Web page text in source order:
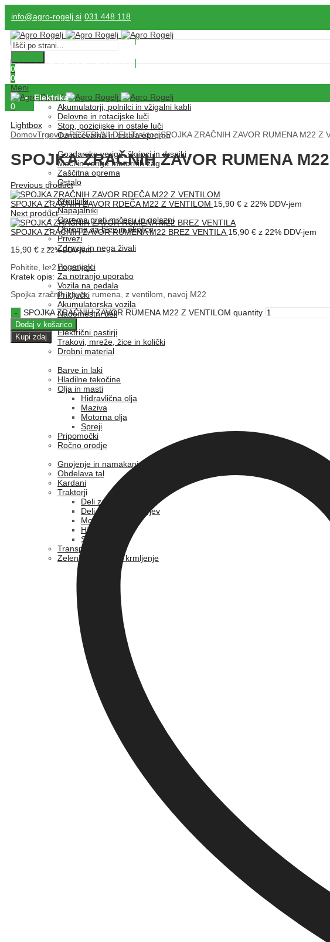
info@agro-rogelj.si 031 448 118
SPLOŠNI POGOJI POSLOVANJA
SPLOŠNI POGOJI POSLOVANJA
0
0
Meni
0
Elektrika
Akumulatorji, polnilci in vžigalni kabli
Delovne in rotacijske luči
Stop, pozicijske in ostale luči
Označevalna in ostala oprema
Gozdarske verige, škripci in drsniki
Meči in verige motornih žag
Zaščitna oprema
Ostalo
Hlevska oprema
Krmilniki
Napajalniki
Oprema proti mrčesu in golazni
Oprema za hlev in okolico
Privezi
Zdravje in nega živali
Poganjalci
Za notranjo uporabo
Vozila na pedala
Priključki
Akumulatorska vozila
Nadomestni deli
Pašna oprema
Električni pastirji
Trakovi, mreže, žice in količki
Drobni material
Barve in laki
Hladilne tekočine
Olja in masti
Hidravlična olja
Maziva
Motorna olja
Spreji
Pripomočki
Ročno orodje
Gnojenje in namakanje
Obdelava tal
Kardani
Traktorji
Deli za kabine
Deli za priklop strojev
Motor
Hidravlika
Sedeži
Transport
Zeleni program in krmljenje
Lightbox
DomovTrgovinaREZERVNI DELITraktorjiSPOJKA ZRAČNIH ZAVOR RUMENA M22 Z
SPOJKA ZRAČNIH ZAVOR RUMENA
Previous product
SPOJKA ZRAČNIH ZAVOR RDEČA M22 Z VENTILOM 15,90 € z 22% DDV-jem
Next product
SPOJKA ZRAČNIH ZAVOR RUMENA M22 BREZ VENTILA 15,90 € z 22% DDV-jem
15,90 € z 22% DDV-jem
Pohitite, le 2 na zalogi.
Kratek opis:
Spojka zračnih zavor, rumena, z ventilom, navoj M22
SPOJKA ZRAČNIH ZAVOR RUMENA M22 Z VENTILOM quantity
Dodaj v košarico
Kupi zdaj